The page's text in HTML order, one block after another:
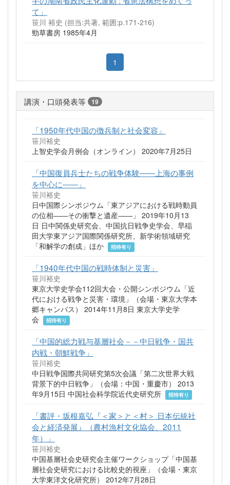
て」
笹川 裕史 (担当:共著, 範囲:p.171-216)
勁草書房 1985年4月
1
講演・口頭発表等 19
「1950年代中国の徴兵制と社会変容」
笹川裕史
上智史学会月例会（オンライン） 2020年7月25日
「中国復員兵士たちの戦争体験――上海の事例
を中心に――」
笹川裕史
日中国際シンポジウム「東アジアにおける戦時動員
の位相――その衝撃と遺産――」 2019年10月13
日 日中関係史研究会、中国抗日戦争史学会、早稲
田大学東アジア国際関係研究所、新学術領域研究
「和解学の創成」ほか
招待有り
「1940年代中国の戦時体制と災害」
笹川裕史
東京大学史学会112回大会・公開シンポジウム「近
代における戦争と災害・環境」（会場・東京大学本
郷キャンパス） 2014年11月8日 東京大学史学
会
招待有り
「中国的総力戦与基層社会－－中日戦争・国共
内戦・朝鮮戦争」
笹川裕史
中日戦争国際共同研究第5次会議「第二次世界大戦
背景下的中日戦争」（会場：中国・重慶市） 2013
年9月15日 中国社会科学院近代史研究所
招待有り
「書評・坂根嘉弘『＜家＞と＜村＞ 日本伝統社
会と経済発展』（農村漁村文化協会、2011
年）」
笹川裕史
中国基層社会史研究会主催ワークショップ「中国基
層社会史研究における比較史的視座」（会場・東京
大学東洋文化研究所） 2012年7月28日